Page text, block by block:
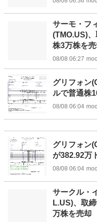
サーモ・フ
(TMO.US)
株3万株を
08/08 06:27
グリフォン
ルで普通株
08/08 06:04
グリフォン
が382.92万
08/08 06:04
サークル・
L.US)、取
万株を売却